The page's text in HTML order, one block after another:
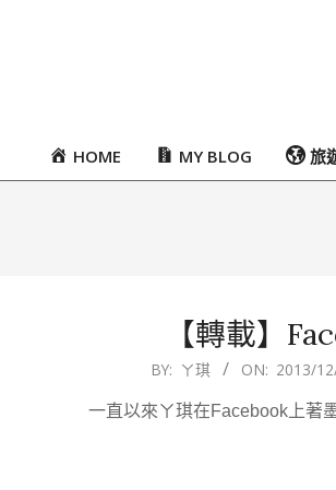
PrimaryHOME MY BLOG 旅
【轉載】
BY: ㄚ琪 ON: 2013/
一直以來ㄚ琪在Facebook上著